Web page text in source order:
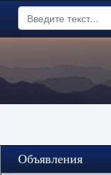
Объявления